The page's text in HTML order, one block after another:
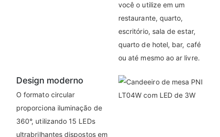
você o utilize em um
restaurante, quarto,
escritório, sala de estar,
quarto de hotel, bar, café
ou até mesmo ao ar livre.
Design moderno
O formato circular
proporciona iluminação de
360°, utilizando 15 LEDs
ultrabrilhantes dispostos em